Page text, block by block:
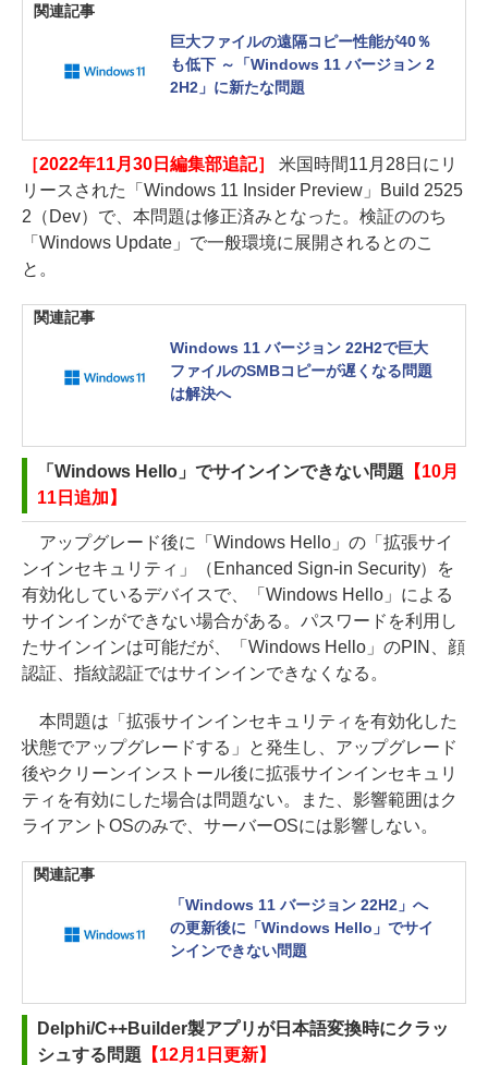
関連記事
巨大ファイルの遠隔コピー性能が40％
も低下 ～「Windows 11 バージョン 2
2H2」に新たな問題
［2022年11月30日編集部追記］ 米国時間11月28日にリ
リースされた「Windows 11 Insider Preview」Build 2525
2（Dev）で、本問題は修正済みとなった。検証ののち
「Windows Update」で一般環境に展開されるとのこ
と。
関連記事
Windows 11 バージョン 22H2で巨大
ファイルのSMBコピーが遅くなる問題
は解決へ
「Windows Hello」でサインインできない問題 【10月
11日追加】
アップグレード後に「Windows Hello」の「拡張サイ
ンインセキュリティ」（Enhanced Sign-in Security）を
有効化しているデバイスで、「Windows Hello」による
サインインができない場合がある。パスワードを利用し
たサインインは可能だが、「Windows Hello」のPIN、顔
認証、指紋認証ではサインインできなくなる。
本問題は「拡張サインインセキュリティを有効化した
状態でアップグレードする」と発生し、アップグレード
後やクリーンインストール後に拡張サインインセキュリ
ティを有効にした場合は問題ない。また、影響範囲はク
ライアントOSのみで、サーバーOSには影響しない。
関連記事
「Windows 11 バージョン 22H2」へ
の更新後に「Windows Hello」でサイ
ンインできない問題
Delphi/C++Builder製アプリが日本語変換時にクラッ
シュする問題 【12月1日更新】